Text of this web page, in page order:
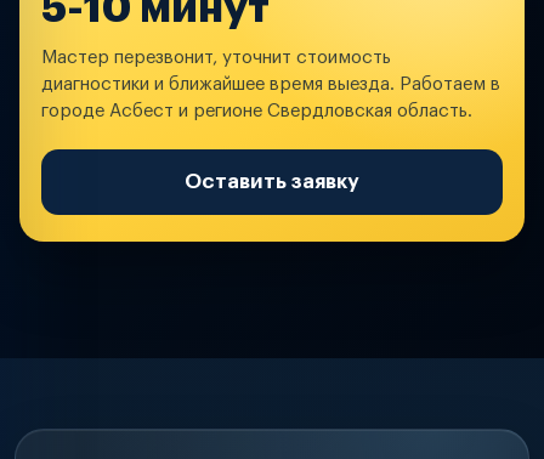
5-10 минут
Мастер перезвонит, уточнит стоимость
диагностики и ближайшее время выезда. Работаем в
городе Асбест и регионе Свердловская область.
Оставить заявку